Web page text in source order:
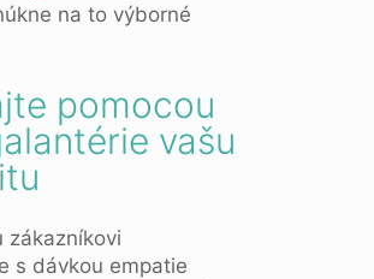
na to výborné
pomocou
vašu
zákazníkovi
s dávkou empatie